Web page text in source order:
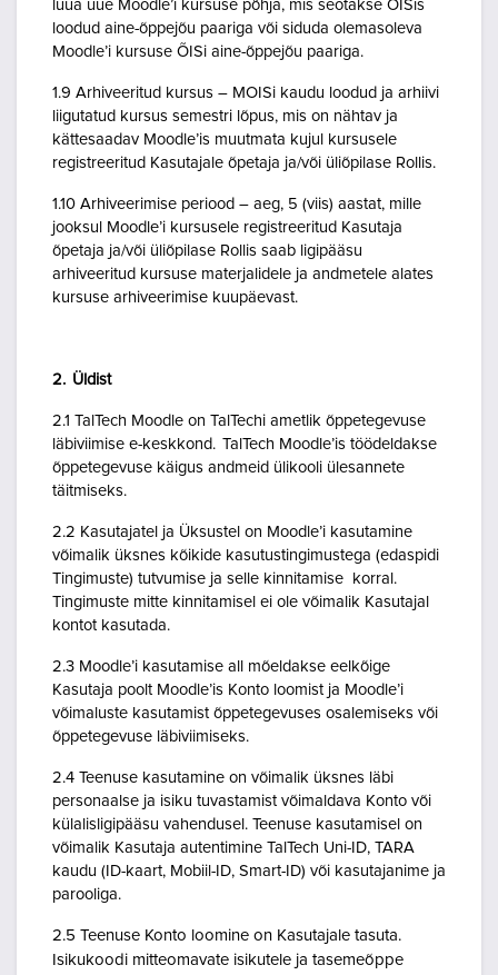
luua uue Moodle’i kursuse põhja, mis seotakse ÕISis
loodud aine-õppejõu paariga või siduda olemasoleva
Moodle’i kursuse ÕISi aine-õppejõu paariga.
1.9 Arhiveeritud kursus – MOISi kaudu loodud ja arhiivi
liigutatud kursus semestri lõpus, mis on nähtav ja
kättesaadav Moodle’is muutmata kujul kursusele
registreeritud Kasutajale õpetaja ja/või üliõpilase Rollis.
1.10 Arhiveerimise periood – aeg, 5 (viis) aastat, mille
jooksul Moodle’i kursusele registreeritud Kasutaja
õpetaja ja/või üliõpilase Rollis saab ligipääsu
arhiveeritud kursuse materjalidele ja andmetele alates
kursuse arhiveerimise kuupäevast.
2. Üldist
2.1 TalTech Moodle on TalTechi ametlik õppetegevuse
läbiviimise e-keskkond. TalTech Moodle’is töödeldakse
õppetegevuse käigus andmeid ülikooli ülesannete
täitmiseks.
2.2 Kasutajatel ja Üksustel on Moodle’i kasutamine
võimalik üksnes kõikide kasutustingimustega (edaspidi
Tingimuste) tutvumise ja selle kinnitamise korral.
Tingimuste mitte kinnitamisel ei ole võimalik Kasutajal
kontot kasutada.
2.3 Moodle’i kasutamise all mõeldakse eelkõige
Kasutaja poolt Moodle’is Konto loomist ja Moodle’i
võimaluste kasutamist õppetegevuses osalemiseks või
õppetegevuse läbiviimiseks.
2.4 Teenuse kasutamine on võimalik üksnes läbi
personaalse ja isiku tuvastamist võimaldava Konto või
külalisligipääsu vahendusel. Teenuse kasutamisel on
võimalik Kasutaja autentimine TalTech Uni-ID, TARA
kaudu (ID-kaart, Mobiil-ID, Smart-ID) või kasutajanime ja
parooliga.
2.5 Teenuse Konto loomine on Kasutajale tasuta.
Isikukoodi mitteomavate isikutele ja tasemeõppe